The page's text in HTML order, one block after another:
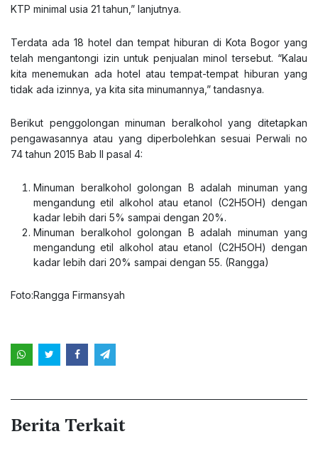
KTP minimal usia 21 tahun,” lanjutnya.
Terdata ada 18 hotel dan tempat hiburan di Kota Bogor yang
telah mengantongi izin untuk penjualan minol tersebut. “Kalau
kita menemukan ada hotel atau tempat-tempat hiburan yang
tidak ada izinnya, ya kita sita minumannya,” tandasnya.
Berikut penggolongan minuman beralkohol yang ditetapkan
pengawasannya atau yang diperbolehkan sesuai Perwali no
74 tahun 2015 Bab II pasal 4:
Minuman beralkohol golongan B adalah minuman yang
mengandung etil alkohol atau etanol (C2H5OH) dengan
kadar lebih dari 5% sampai dengan 20%.
Minuman beralkohol golongan B adalah minuman yang
mengandung etil alkohol atau etanol (C2H5OH) dengan
kadar lebih dari 20% sampai dengan 55. (Rangga)
Foto:Rangga Firmansyah
Berita Terkait